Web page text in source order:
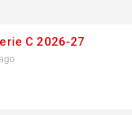
C 2026-27